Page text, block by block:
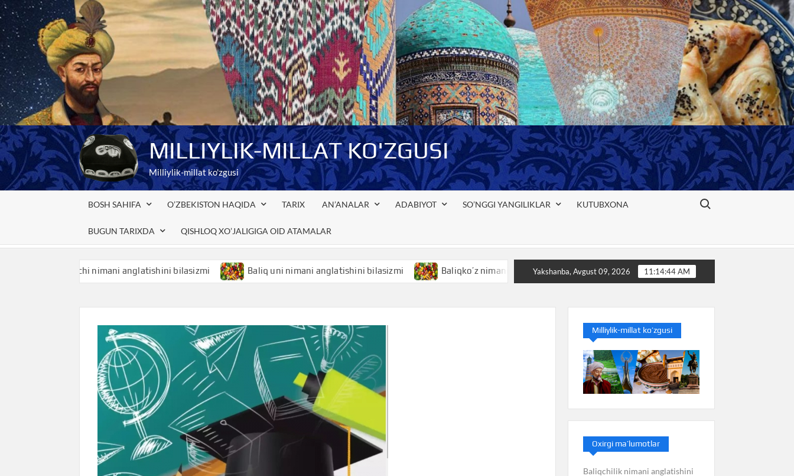
Skip
to
content
MILLIYLIK-MILLAT KO'ZGUSI
Milliylik-millat ko'zgusi
BOSH SAHIFA O’ZBEKISTON HAQIDA TARIX AN’ANALAR ADABIYOT SO’NGGI YANGILIKLAR KUTUBXONA
BUGUN TARIXDA QISHLOQ XO’JALIGIGA OID ATAMALAR
Search for:
Baliqchi nimani anglatishini bilasizmi Baliq uni nimani anglatishini bilasizmi Baliqko’z nimani anglatishini bilasizmi Baliq nimani anglatishini bilasizmi
Yakshanba, Avgust 09, 2026 11:14:45 AM
Milliylik-millat ko’zgusi
Oxirgi ma’lumotlar
Baliqchilik nimani anglatishini